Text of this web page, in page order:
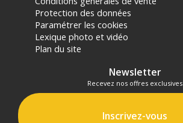
Protection des données
Paramétrer les cookies
Lexique photo et vidéo
Plan du site
Newsletter
Recevez nos offres exclusives
Inscrivez-vous